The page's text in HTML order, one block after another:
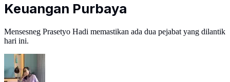
Keuangan Purbaya
Mensesneg Prasetyo Hadi memastikan ada dua pejabat yang dilantik
hari ini.